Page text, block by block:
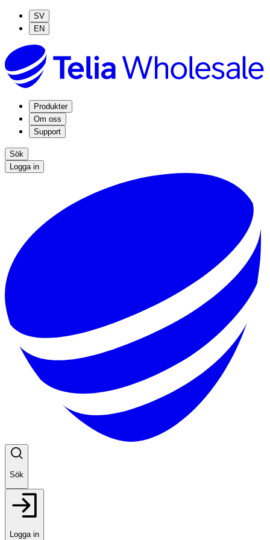
SV
EN
Produkter
Om oss
Support
Sök
Logga in
Sök
Logga in